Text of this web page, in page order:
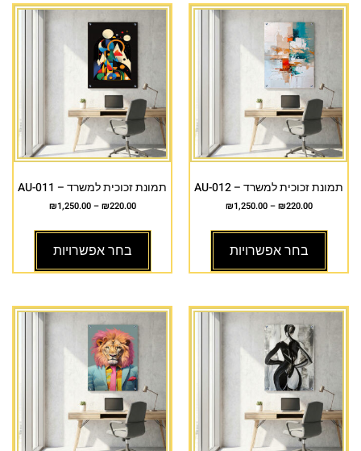
תמונת זכוכית למשרד – AU-012
₪220.00
–
₪1,250.00
בחר אפשרויות
תמונת זכוכית למשרד – AU-011
₪220.00
–
₪1,250.00
בחר אפשרויות